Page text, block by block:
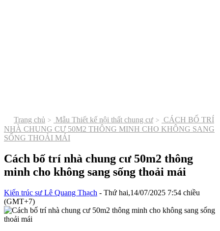
Trang chủ Mẫu Thiết kế nội thất chung cư
CÁCH BỐ TRÍ
NHÀ CHUNG CƯ 50M2 THÔNG MINH CHO KHÔNG SANG
SỐNG THOẢI MÁI
Cách bố trí nhà chung cư 50m2 thông
minh cho không sang sống thoải mái
Kiến trúc sư Lê Quang Thạch - Thứ hai,14/07/2025 7:54 chiều
(GMT+7)